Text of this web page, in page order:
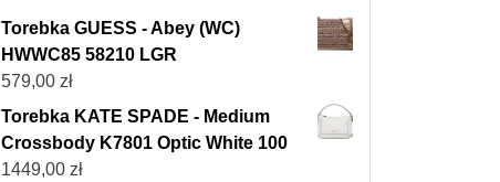
Torebka GUESS - Abey (WC)
HWWC85 58210 LGR
579,00 zł
Torebka KATE SPADE - Medium
Crossbody K7801 Optic White 100
1449,00 zł